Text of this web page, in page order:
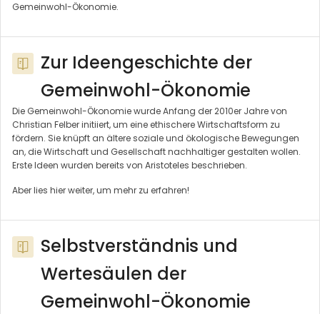
Gemeinwohl-Ökonomie.
Zur Ideengeschichte der
Gemeinwohl-Ökonomie
Die Gemeinwohl-Ökonomie wurde Anfang der 2010er Jahre von
Christian Felber initiiert, um eine ethischere Wirtschaftsform zu
fördern. Sie knüpft an ältere soziale und ökologische Bewegungen
an, die Wirtschaft und Gesellschaft nachhaltiger gestalten wollen.
Erste Ideen wurden bereits von Aristoteles beschrieben.
Aber lies hier weiter, um mehr zu erfahren!
Selbstverständnis und
Wertesäulen der
Gemeinwohl-Ökonomie